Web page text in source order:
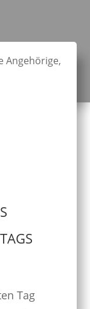
Angehörige,
Tag